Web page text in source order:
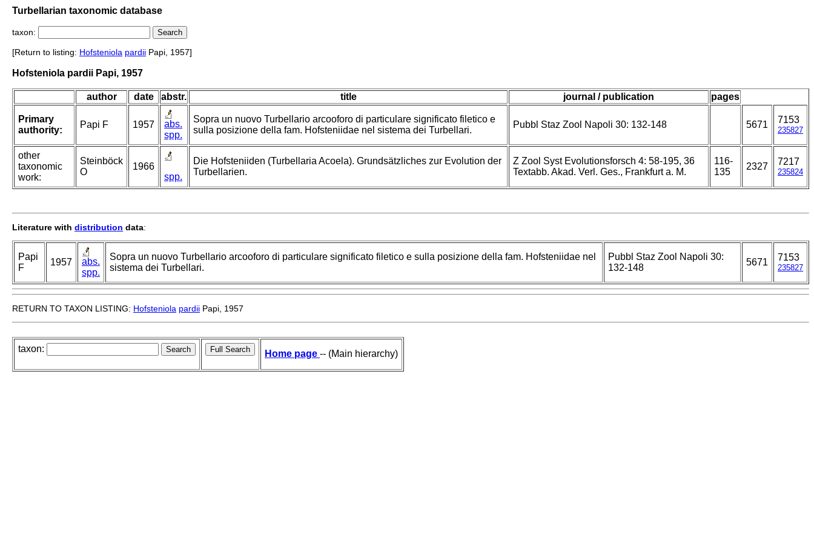
Turbellarian taxonomic database
taxon:
[Return to listing: Hofsteniola pardii Papi, 1957]
Hofsteniola pardii Papi, 1957
author date abstr. title journal / publication pages
Primary
authority:
Papi F 1957
abs.
spp.
Sopra un nuovo Turbellario arcooforo di particulare significato filetico e
sulla posizione della fam. Hofsteniidae nel sistema dei Turbellari.
Pubbl Staz Zool Napoli 30: 132-148 5671 7153
235827
other
taxonomic
work:
Steinböck
O
1966
spp.
Die Hofsteniiden (Turbellaria Acoela). Grundsätzliches zur Evolution der
Turbellarien.
Z Zool Syst Evolutionsforsch 4: 58-195, 36
Textabb. Akad. Verl. Ges., Frankfurt a. M.
116-
135
2327 7217
235824
Literature with distribution data:
Papi
F
1957
abs.
spp.
Sopra un nuovo Turbellario arcooforo di particulare significato filetico e sulla posizione della fam. Hofsteniidae nel
sistema dei Turbellari.
Pubbl Staz Zool Napoli 30:
132-148
5671 7153
235827
RETURN TO TAXON LISTING: Hofsteniola pardii Papi, 1957
taxon: Home page -- (Main hierarchy)